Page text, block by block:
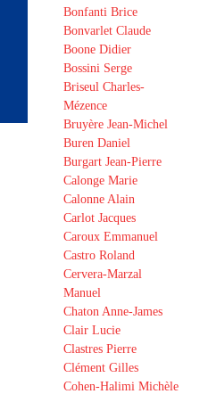
Bonfanti Brice
Bonvarlet Claude
Boone Didier
Bossini Serge
Briseul Charles-
Mézence
Bruyère Jean-Michel
Buren Daniel
Burgart Jean-Pierre
Calonge Marie
Calonne Alain
Carlot Jacques
Caroux Emmanuel
Castro Roland
Cervera-Marzal
Manuel
Chaton Anne-James
Clair Lucie
Clastres Pierre
Clément Gilles
Cohen-Halimi Michèle